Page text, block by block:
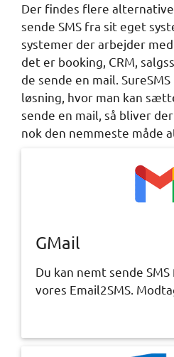
Der findes flere
sende SMS fra sit eget
systemer der arbejder
det er booking, CRM,
de sende en mail.
løsning, hvor man kan
sende en mail, så bliver
nok den nemmeste måde
GMail
Du kan nemt sende
vores Email2SMS.